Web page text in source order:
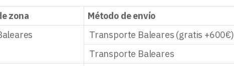
zona Método de envío
Transporte Baleares (gratis +600€)
Transporte Baleares